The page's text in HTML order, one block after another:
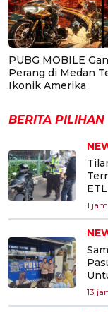
PUBG MOBILE
Perang di Medan
Ikonik Amerika
BERITA PILIHAN
1 jam
13